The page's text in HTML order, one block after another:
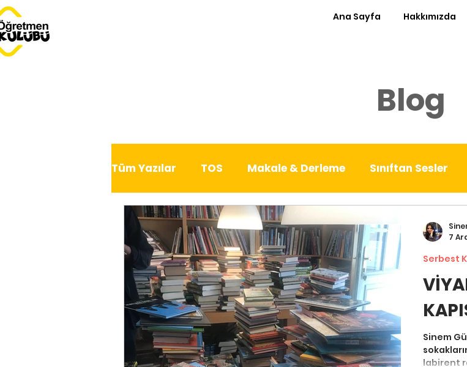
Ana Sayfa Hakkımızda
Blog
Tüm Yazılar TOS Makale & Derleme Sınıftan Sesler
Dersimiz Dünya Serbest Kürsü
Bu Ay Öğretmen Kulübü'nde Patika Denemeler
Kulüp'ten Sesler GePeTo Usta
Sinem
labirent
Serbest
7